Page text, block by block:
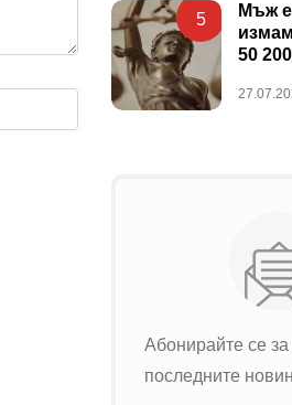
5
Мъж
50
Абонирайте се
последните